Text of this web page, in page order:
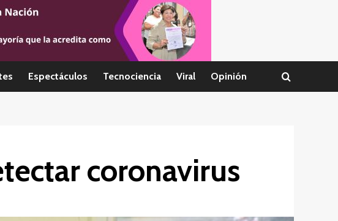
Espectáculos Tecnociencia Viral Opinión
coronavirus